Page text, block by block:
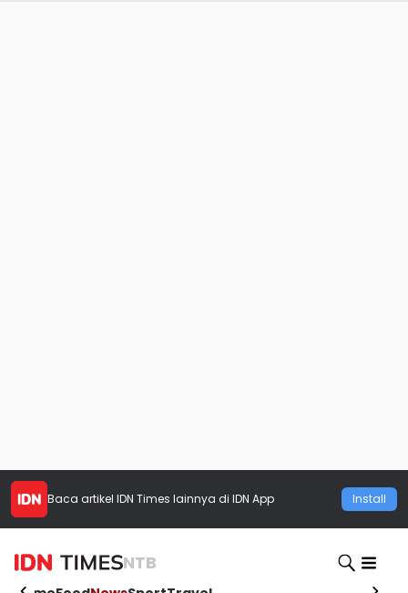
Baca artikel IDN Times lainnya di IDN App Install
NTB